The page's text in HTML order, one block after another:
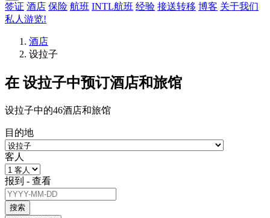
签证 酒店 保险 航班 INTL航班 经验 接送转移 博客 关于我们
私人游览!
酒店
设拉子
在 设拉子中预订酒店和旅馆
设拉子中的46酒店和旅馆
目的地
客人
报到 - 查看
搜索